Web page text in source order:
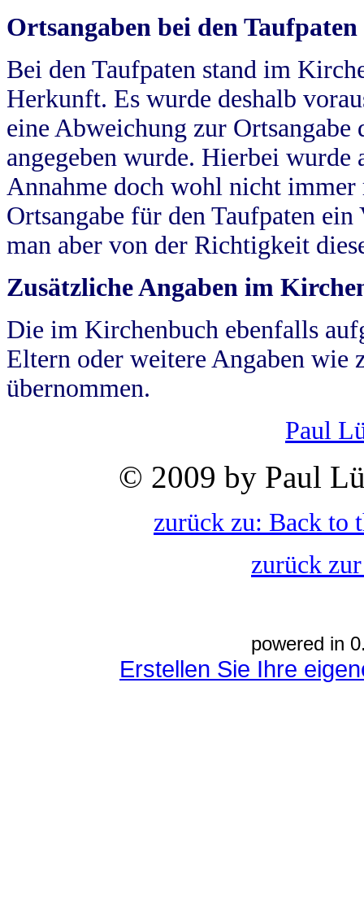
Ortsangaben bei den Taufpaten
Bei den Taufpaten stand im
Herkunft. Es wurde deshalb
eine Abweichung zur
angegeben wurde. Hierbei wurde
Annahme doch wohl nicht
Ortsangabe für den Taufpaten
man aber von der Richtigkeit
Zusätzliche Angaben im
Die im Kirchenbuch ebenfalls
Eltern oder weitere Angaben wie
übernommen.
Paul
© 2009 by Paul
zurück zu: Back to
zurück
powered in
Erstellen Sie Ihre